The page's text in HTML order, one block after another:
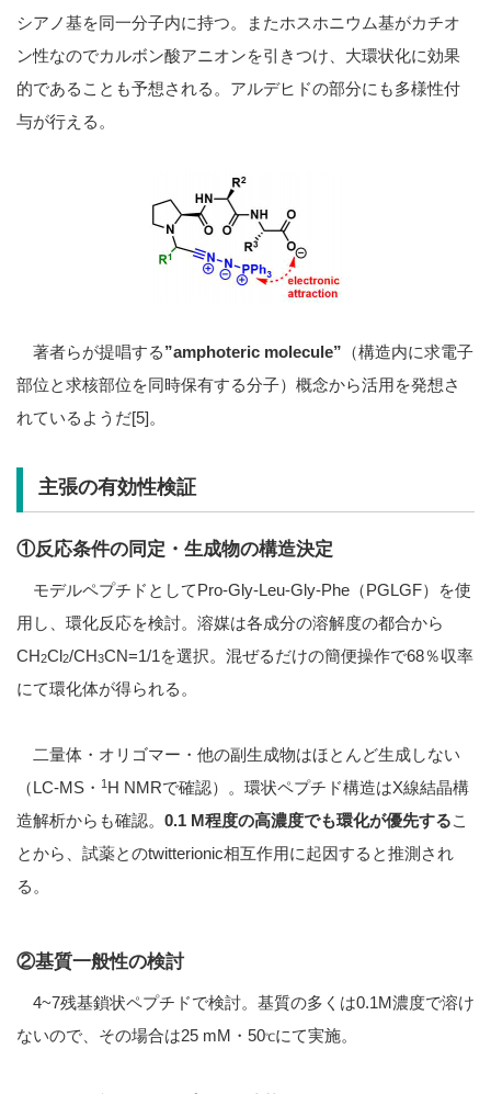
シアノ基を同一分子内に持つ。またホスホニウム基がカチオ
ン性なのでカルボン酸アニオンを引きつけ、大環状化に効果
的であることも予想される。アルデヒドの部分にも多様性付
与が行える。
著者らが提唱する”amphoteric molecule” （構造内に求電子
部位と求核部位を同時保有する分子）概念から活用を発想さ
れているようだ[5]。
主張の有効性検証
①反応条件の同定・生成物の構造決定
モデルペプチドとしてPro-Gly-Leu-Gly-Phe（PGLGF）を使
用し、環化反応を検討。溶媒は各成分の溶解度の都合から
CH2Cl2/CH3CN=1/1を選択。混ぜるだけの簡便操作で68％収率
にて環化体が得られる。
二量体・オリゴマー・他の副生成物はほとんど生成しない
（LC-MS・ 1 H NMRで確認）。環状ペプチド構造はX線結晶構
造解析からも確認。 0.1 M程度の高濃度でも環化が優先するこ
とから、試薬とのtwitterionic相互作用に起因すると推測され
る。
②基質一般性の検討
4~7残基鎖状ペプチドで検討。基質の多くは0.1M濃度で溶け
ないので、その場合は25 mM・50℃にて実施。